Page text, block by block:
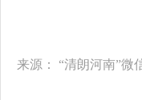
来源： “清朗河南”微